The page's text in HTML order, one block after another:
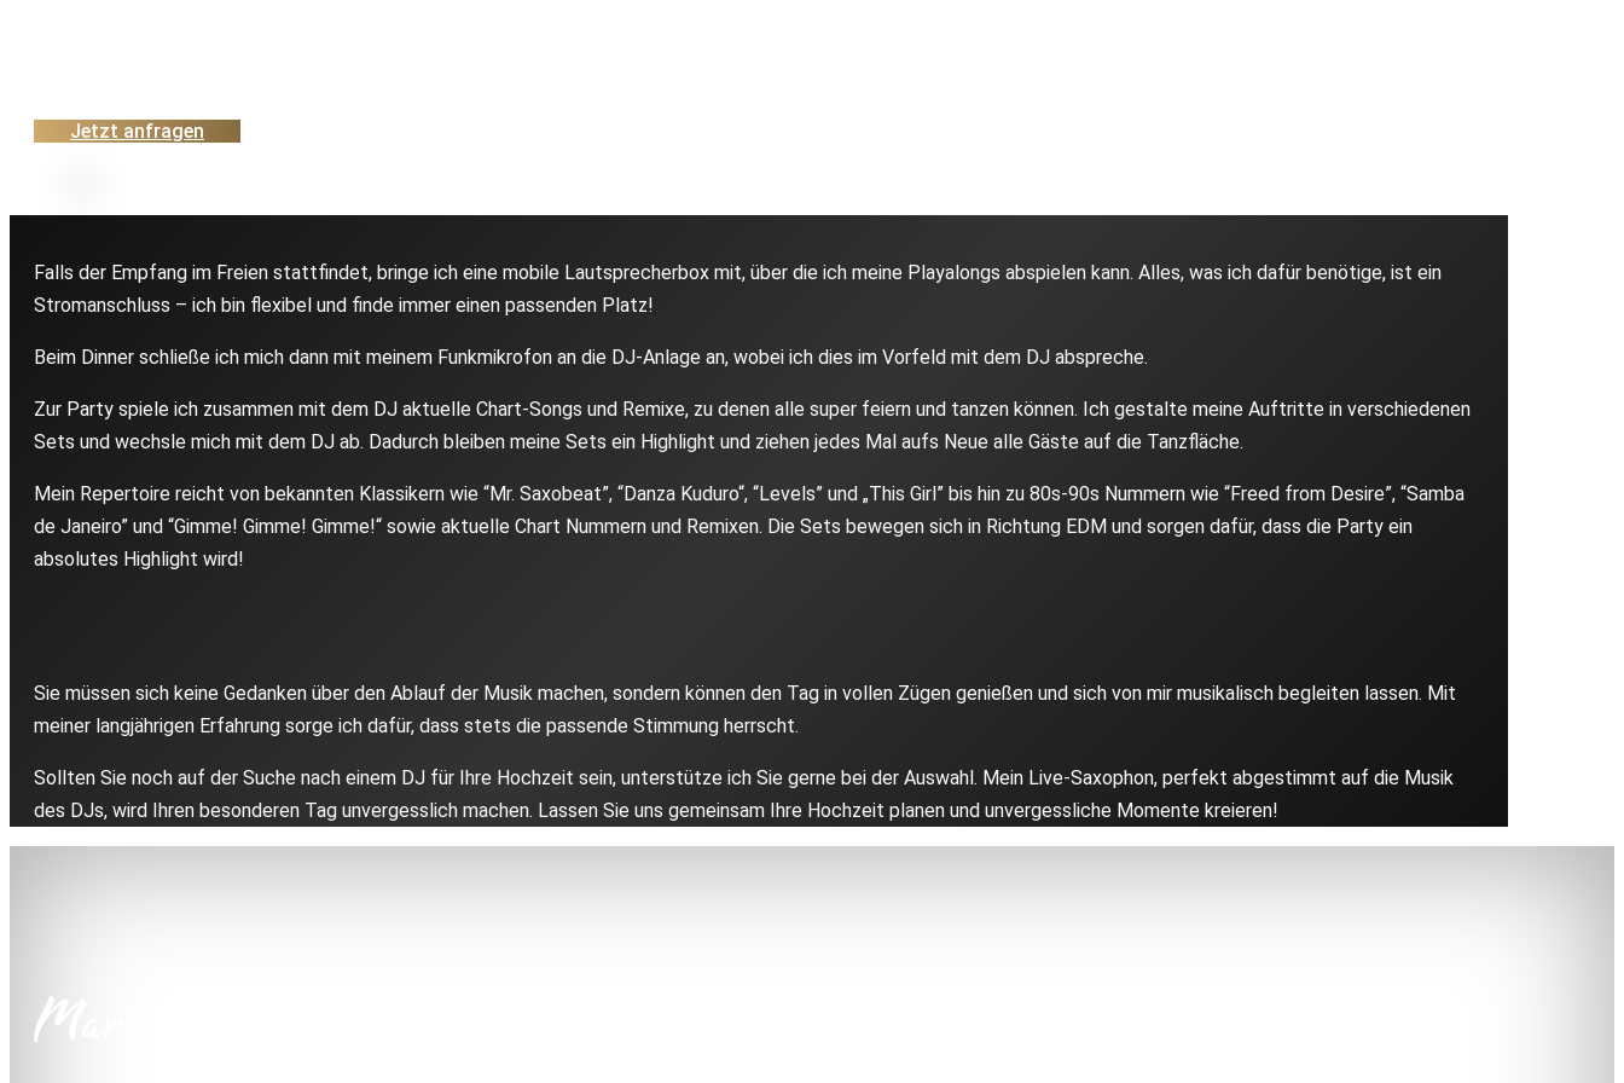
Jetzt anfragen
Falls der Empfang im Freien stattfindet, bringe ich eine mobile Lautsprecherbox mit, über die ich meine Playalongs abspielen kann. Alles, was ich dafür benötige, ist ein
Stromanschluss – ich bin flexibel und finde immer einen passenden Platz!
Beim Dinner schließe ich mich dann mit meinem Funkmikrofon an die DJ-Anlage an, wobei ich dies im Vorfeld mit dem DJ abspreche.
Zur Party spiele ich zusammen mit dem DJ aktuelle Chart-Songs und Remixe, zu denen alle super feiern und tanzen können. Ich gestalte meine Auftritte in verschiedenen
Sets und wechsle mich mit dem DJ ab. Dadurch bleiben meine Sets ein Highlight und ziehen jedes Mal aufs Neue alle Gäste auf die Tanzfläche.
Mein Repertoire reicht von bekannten Klassikern wie “Mr. Saxobeat”, “Danza Kuduro“, “Levels” und „This Girl” bis hin zu 80s-90s Nummern wie “Freed from Desire”, “Samba
de Janeiro” und “Gimme! Gimme! Gimme!“ sowie aktuelle Chart Nummern und Remixen. Die Sets bewegen sich in Richtung EDM und sorgen dafür, dass die Party ein
absolutes Highlight wird!
Sie müssen sich keine Gedanken über den Ablauf der Musik machen, sondern können den Tag in vollen Zügen genießen und sich von mir musikalisch begleiten lassen. Mit
meiner langjährigen Erfahrung sorge ich dafür, dass stets die passende Stimmung herrscht.
Sollten Sie noch auf der Suche nach einem DJ für Ihre Hochzeit sein, unterstütze ich Sie gerne bei der Auswahl. Mein Live-Saxophon, perfekt abgestimmt auf die Musik
des DJs, wird Ihren besonderen Tag unvergesslich machen. Lassen Sie uns gemeinsam Ihre Hochzeit planen und unvergessliche Momente kreieren!